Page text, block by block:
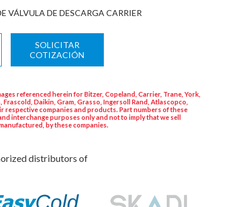
VÁLVULA DE DESCARGA CARRIER
SOLICITAR
COTIZACIÓN
referenced herein for Bitzer, Copeland, Carrier, Trane, York,
Daikin, Gram, Grasso, Ingersoll Rand, Atlascopco,
respective companies and products. Part numbers of these
interchange purposes only and not to imply that we sell
by these companies.
distributors of